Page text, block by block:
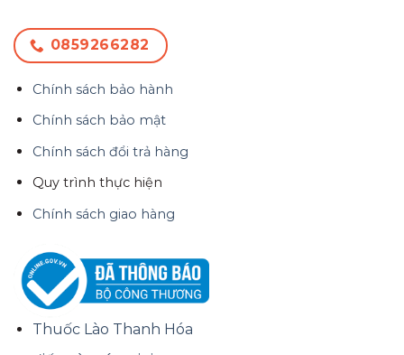
0859266282
Chính sách bảo hành
Chính sách bảo mật
Chính sách đổi trả hàng
Quy trình thực hiện
Chính sách giao hàng
Thuốc Lào Thanh Hóa